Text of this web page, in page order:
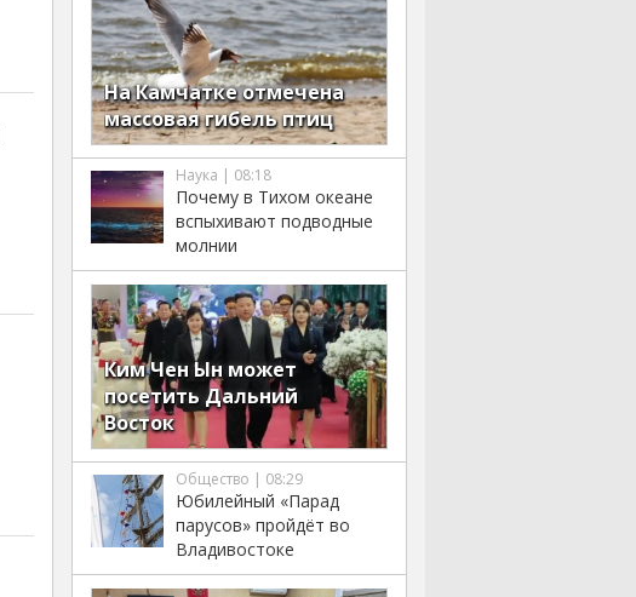
На Камчатке отмечена
массовая гибель птиц
Наука | 08:18
Почему в Тихом океане
вспыхивают подводные
молнии
Ким Чен Ын может
посетить Дальний
Восток
Общество | 08:29
Юбилейный «Парад
парусов» пройдёт во
Владивостоке